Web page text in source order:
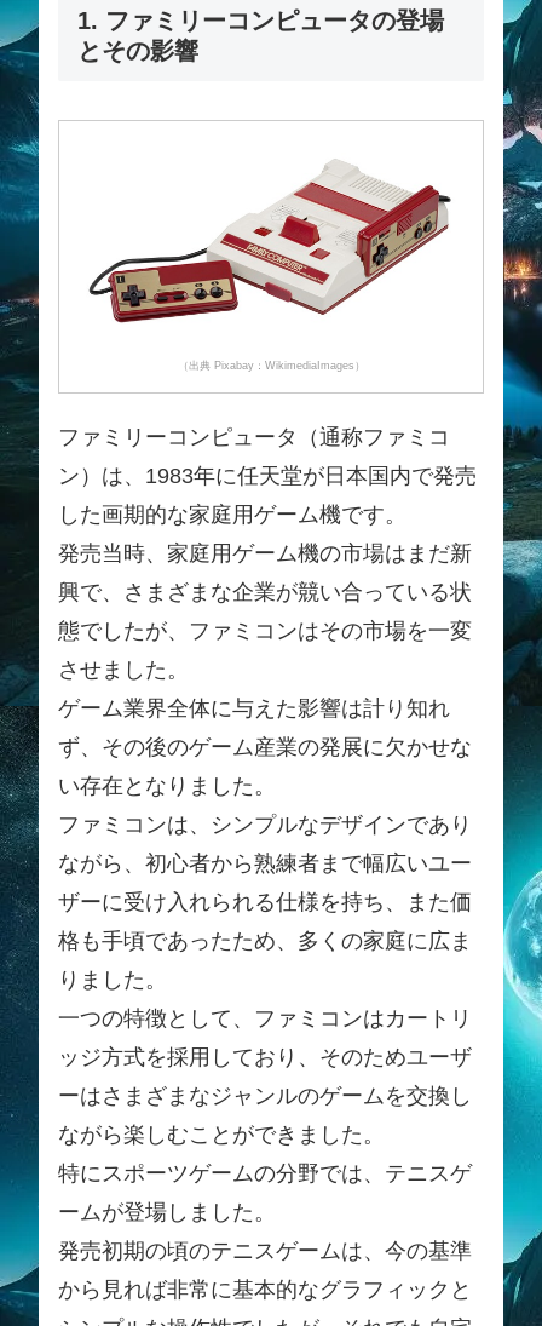
1. ファミリーコンピュータの登場
とその影響
（出典 Pixabay：WikimediaImages）
ファミリーコンピュータ（通称ファミコ
ン）は、1983年に任天堂が日本国内で発売
した画期的な家庭用ゲーム機です。
発売当時、家庭用ゲーム機の市場はまだ新
興で、さまざまな企業が競い合っている状
態でしたが、ファミコンはその市場を一変
させました。
ゲーム業界全体に与えた影響は計り知れ
ず、その後のゲーム産業の発展に欠かせな
い存在となりました。
ファミコンは、シンプルなデザインであり
ながら、初心者から熟練者まで幅広いユー
ザーに受け入れられる仕様を持ち、また価
格も手頃であったため、多くの家庭に広ま
りました。
一つの特徴として、ファミコンはカートリ
ッジ方式を採用しており、そのためユーザ
ーはさまざまなジャンルのゲームを交換し
ながら楽しむことができました。
特にスポーツゲームの分野では、テニスゲ
ームが登場しました。
発売初期の頃のテニスゲームは、今の基準
から見れば非常に基本的なグラフィックと